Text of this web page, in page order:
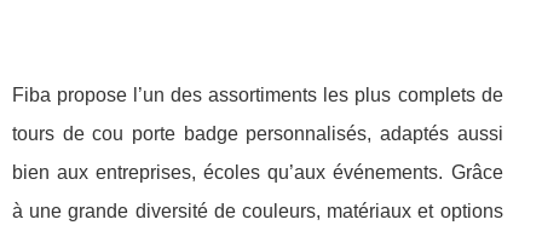
Fiba propose l’un des assortiments les plus complets de
tours de cou porte badge personnalisés, adaptés aussi
bien aux entreprises, écoles qu’aux événements. Grâce
à une grande diversité de couleurs, matériaux et options